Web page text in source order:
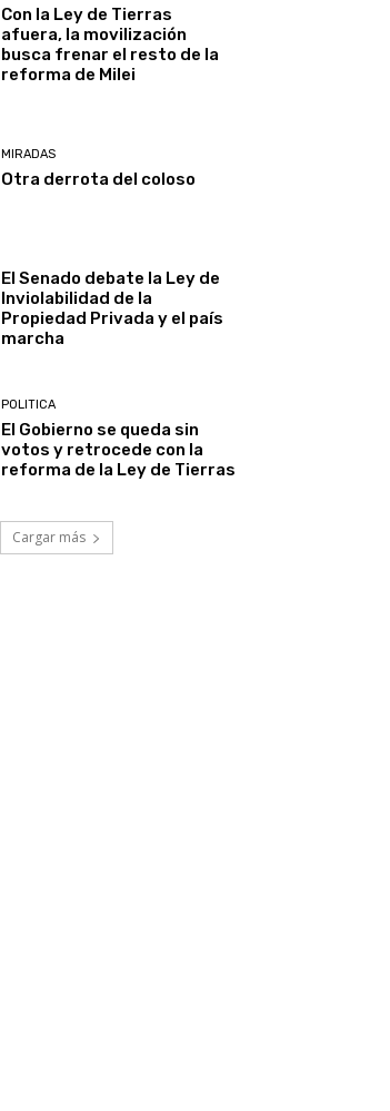
Con la Ley de Tierras
afuera, la movilización
busca frenar el resto de la
reforma de Milei
MIRADAS
Otra derrota del coloso
El Senado debate la Ley de
Inviolabilidad de la
Propiedad Privada y el país
marcha
POLITICA
El Gobierno se queda sin
votos y retrocede con la
reforma de la Ley de Tierras
Cargar más